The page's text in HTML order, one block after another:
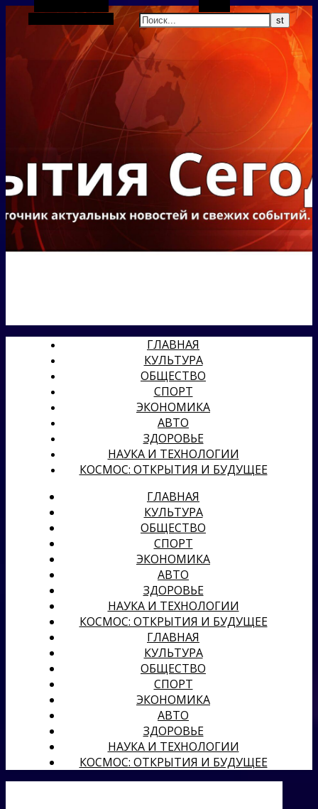
Боковая панель
ГЛАВНАЯ
КУЛЬТУРА
ОБЩЕСТВО
СПОРТ
ЭКОНОМИКА
АВТО
ЗДОРОВЬЕ
НАУКА И ТЕХНОЛОГИИ
КОСМОС: ОТКРЫТИЯ И БУДУЩЕЕ
ГЛАВНАЯ
КУЛЬТУРА
ОБЩЕСТВО
СПОРТ
ЭКОНОМИКА
АВТО
ЗДОРОВЬЕ
НАУКА И ТЕХНОЛОГИИ
КОСМОС: ОТКРЫТИЯ И БУДУЩЕЕ
ГЛАВНАЯ
КУЛЬТУРА
ОБЩЕСТВО
СПОРТ
ЭКОНОМИКА
АВТО
ЗДОРОВЬЕ
НАУКА И ТЕХНОЛОГИИ
КОСМОС: ОТКРЫТИЯ И БУДУЩЕЕ